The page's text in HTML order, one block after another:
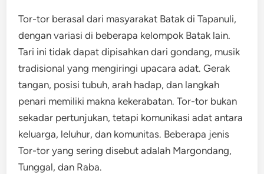
Tor-tor berasal dari masyarakat Batak di Tapanuli,
dengan variasi di beberapa kelompok Batak lain.
Tari ini tidak dapat dipisahkan dari gondang, musik
tradisional yang mengiringi upacara adat. Gerak
tangan, posisi tubuh, arah hadap, dan langkah
penari memiliki makna kekerabatan. Tor-tor bukan
sekadar pertunjukan, tetapi komunikasi adat antara
keluarga, leluhur, dan komunitas. Beberapa jenis
Tor-tor yang sering disebut adalah Margondang,
Tunggal, dan Raba.